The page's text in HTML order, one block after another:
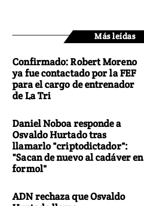
Más leídas
Confirmado: Robert Moreno
ya fue contactado por la FEF
para el cargo de entrenador
de La Tri
Daniel Noboa responde a
Osvaldo Hurtado tras
llamarlo "criptodictador":
"Sacan de nuevo al cadáver en
formol"
ADN rechaza que Osvaldo